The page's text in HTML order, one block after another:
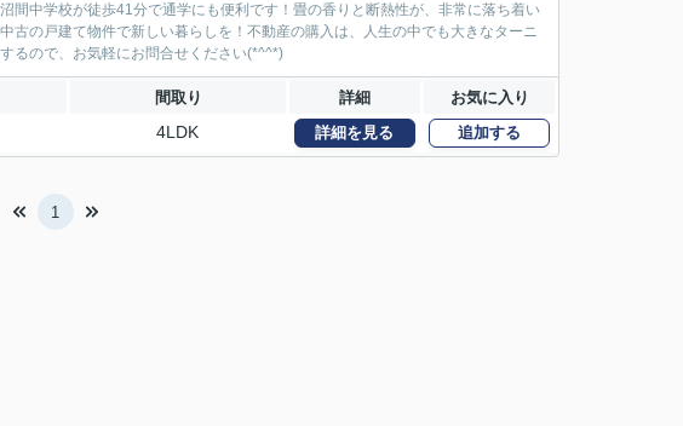
間中学校が徒歩41分で通学にも便利です！畳の香りと断熱性が、非常に落ち着い
古の戸建て物件で新しい暮らしを！不動産の購入は、人生の中でも大きなターニ
るので、お気軽にお問合せください(*^^*)
間取り 詳細 お気に入り
4LDK 詳細を見る 追加する
1